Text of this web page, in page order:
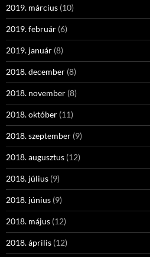
2019. március (10)
2019. február (6)
2019. január (8)
2018. december (8)
2018. november (8)
2018. október (11)
2018. szeptember (9)
2018. augusztus (12)
2018. július (9)
2018. június (9)
2018. május (12)
2018. április (12)